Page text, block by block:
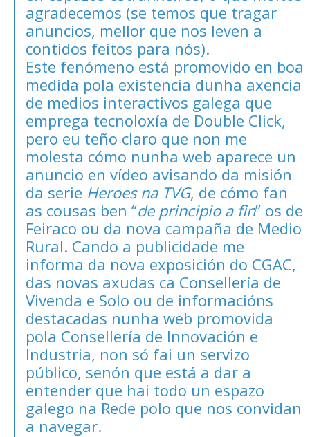
agradecemos (se temos que tragar
anuncios, mellor que nos leven a
contidos feitos para nós).
Este fenómeno está promovido en boa
medida pola existencia dunha axencia
de medios interactivos galega que
emprega tecnoloxía de Double Click,
pero eu teño claro que non me
molesta cómo nunha web aparece un
anuncio en vídeo avisando da misión
da serie Heroes na TVG, de cómo fan
as cousas ben “de principio a fin” os de
Feiraco ou da nova campaña de Medio
Rural. Cando a publicidade me
informa da nova exposición do CGAC,
das novas axudas ca Consellería de
Vivenda e Solo ou de informacións
destacadas nunha web promovida
pola Consellería de Innovación e
Industria, non só fai un servizo
público, senón que está a dar a
entender que hai todo un espazo
galego na Rede polo que nos convidan
a navegar.